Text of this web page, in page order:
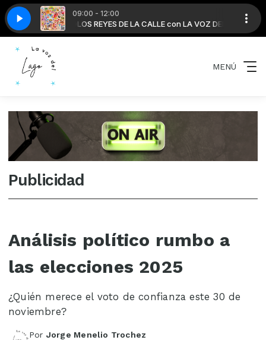
09:00 - 12:00
DEL LAGOLOS REYES DE LA CALLE con LA VOZ DEL LAGO
KAROL G-GUCCI LOS PAÑOS
MENÚ
Publicidad
Análisis político rumbo a
las elecciones 2025
¿Quién merece el voto de confianza este 30 de
noviembre?
Por Jorge Menelio Trochez